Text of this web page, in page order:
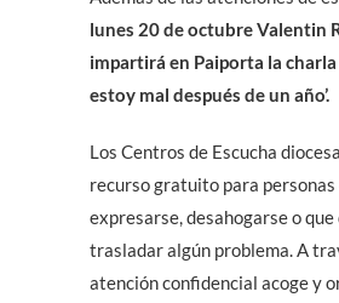
lunes 20 de octubre Valentin
impartirá en Paiporta la charla
estoy mal después de un año’.
Los Centros de Escucha
recurso gratuito para
expresarse, desahogarse o
trasladar algún problema. A
atención confidencial acoge y